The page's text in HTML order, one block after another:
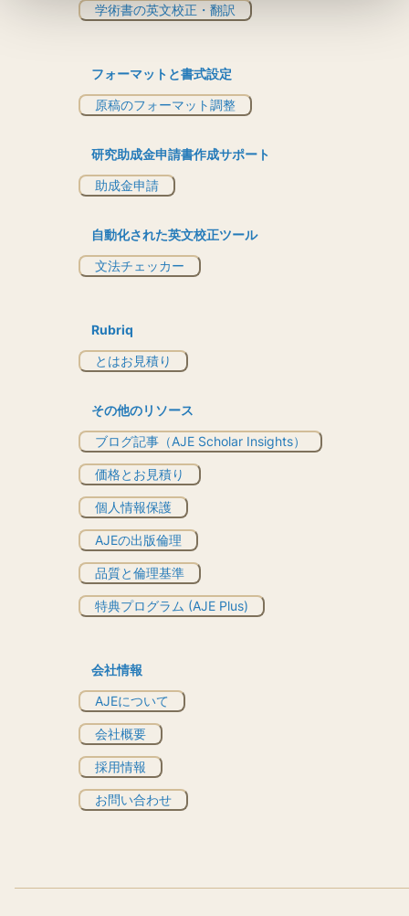
学術書の英文校正・翻訳
フォーマットと書式設定
原稿のフォーマット調整
研究助成金申請書作成サポート
助成金申請
自動化された英文校正ツール
文法チェッカー
Rubriq
とはお見積り
その他のリソース
ブログ記事（AJE Scholar Insights）
価格とお見積り
個人情報保護
AJEの出版倫理
品質と倫理基準
特典プログラム (AJE Plus)
会社情報
AJEについて
会社概要
採用情報
お問い合わせ